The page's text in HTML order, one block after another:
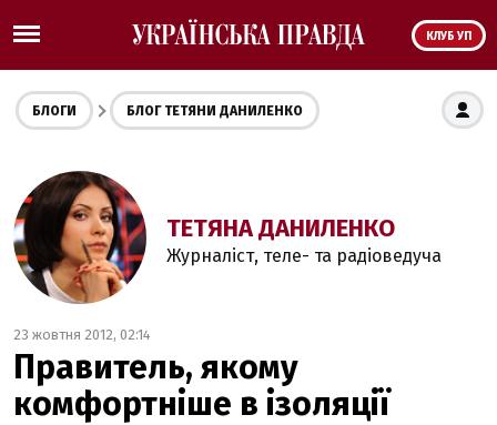
КЛУБ УП
БЛОГИ БЛОГ ТЕТЯНИ ДАНИЛЕНКО
ТЕТЯНА ДАНИЛЕНКО
Журналіст, теле- та радіоведуча
23 жовтня 2012, 02:14
Правитель, якому
комфортніше в ізоляції